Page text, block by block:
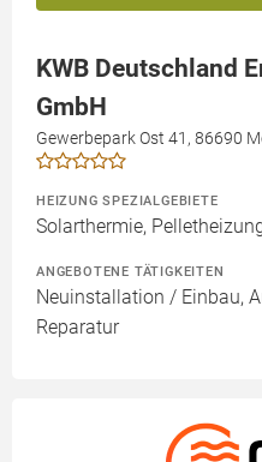
KWB Deutschland
GmbH
Gewerbepark Ost 41, 86690
HEIZUNG SPEZIALGEBIETE
Solarthermie,
ANGEBOTENE TÄTIGKEITEN
Neuinstallation / Einbau,
Reparatur